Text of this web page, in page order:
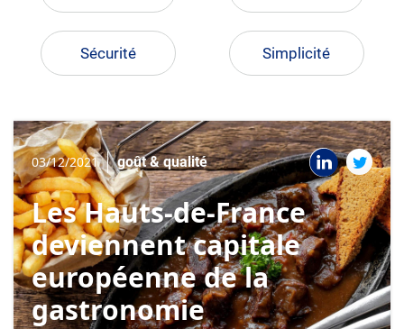
Sécurité Simplicité
03/12/2021 goût & qualité
Les Hauts-de-France
deviennent capitale
européenne de la
gastronomie